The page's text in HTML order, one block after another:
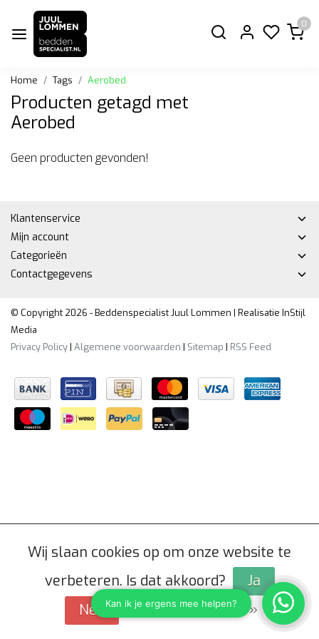
0
Home Tags Aerobed
Producten getagd met
Aerobed
Geen producten gevonden!
Klantenservice
Mijn account
Categorieën
Contactgegevens
© Copyright 2026 - Beddenspecialist Juul Lommen | Realisatie InStijl
Media
Privacy Policy| Algemene voorwaarden | Sitemap | RSS Feed
Wij slaan cookies op om onze website te
verbeteren. Is dat akkoord?
Ja
Nee
Meer over cookies »